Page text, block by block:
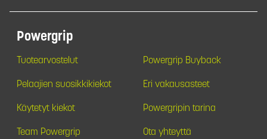
Powergrip
Tuotearvostelut Powergrip Buyback
Pelaajien suosikkikiekot Eri vakausasteet
Käytetyt kiekot Powergripin tarina
Team Powergrip Ota yhteyttä